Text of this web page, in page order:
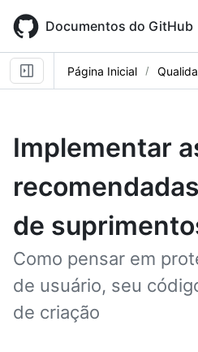
main
content
Documentos do GitHub
Página Inicial
Implementar
de
Como pensar em
de usuário, seu
de criação